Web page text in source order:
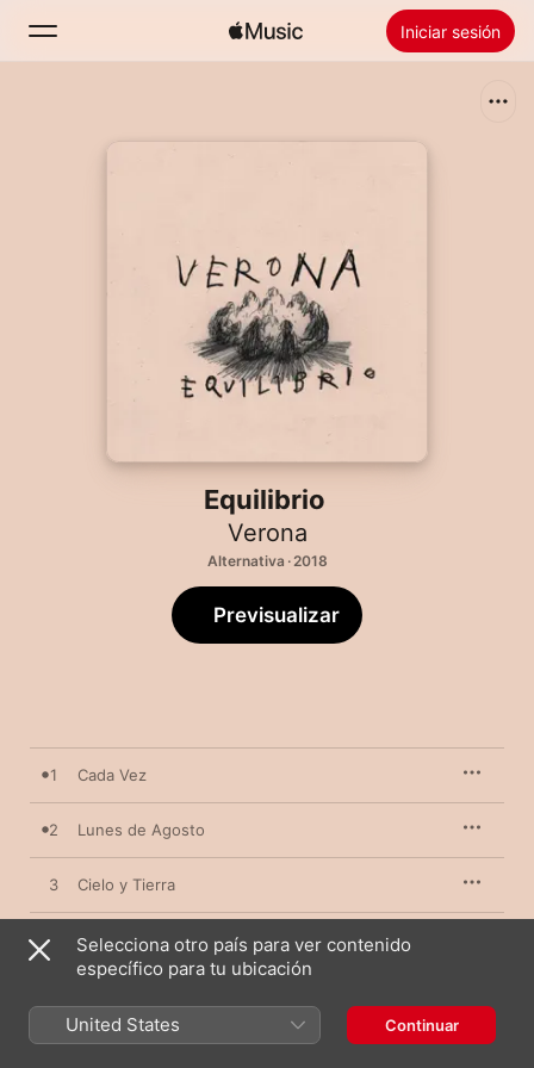
Iniciar sesión
Instalar Apple Music
Equilibrio
Verona
Alternativa · 2018
Previsualizar
1 Cada Vez
2 Lunes de Agosto
3 Cielo y Tierra
4 Retrato
6 Equidistancia
Selecciona otro país para ver contenido
específico para tu ubicación
United States Continuar